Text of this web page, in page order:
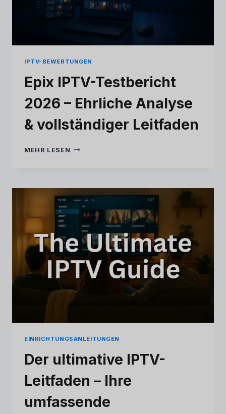
IPTV-BEWERTUNGEN
Epix IPTV-Testbericht
2026 – Ehrliche Analyse
& vollständiger Leitfaden
MEHR LESEN EPIX
–
EHRLICHE
ANALYSE
VOLLSTÄNDIGER
LEITFADEN
EINRICHTUNGSANLEITUNGEN
Der ultimative IPTV-
Leitfaden – Ihre
umfassende